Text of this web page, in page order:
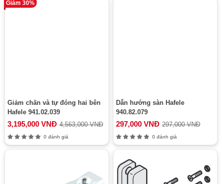
Giảm 30%
Giảm chấn và tự đóng hai bên
Hafele 941.02.039
3,195,000 VNĐ 4,563,000 VNĐ
0 đánh giá
Dẫn hướng sàn Hafele
940.82.079
297,000 VNĐ 297,000 VNĐ
0 đánh giá